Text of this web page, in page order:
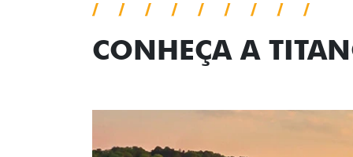
CONHEÇA A